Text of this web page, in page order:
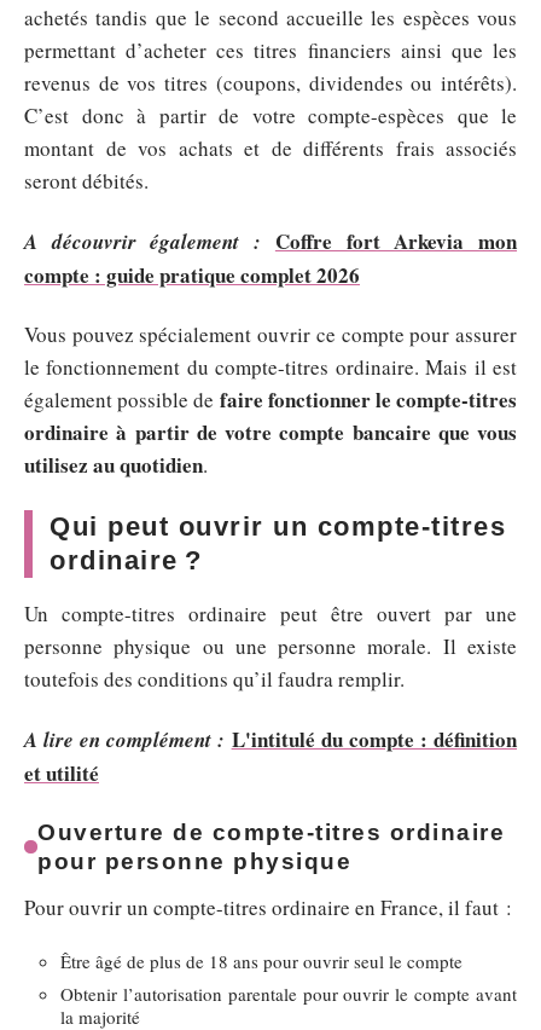
achetés tandis que le second accueille les espèces vous
permettant d’acheter ces titres financiers ainsi que les
revenus de vos titres (coupons, dividendes ou intérêts).
C’est donc à partir de votre compte-espèces que le
montant de vos achats et de différents frais associés
seront débités.
A découvrir également : Coffre fort Arkevia mon
compte : guide pratique complet 2026
Vous pouvez spécialement ouvrir ce compte pour assurer
le fonctionnement du compte-titres ordinaire. Mais il est
également possible de faire fonctionner le compte-titres
ordinaire à partir de votre compte bancaire que vous
utilisez au quotidien.
Qui peut ouvrir un compte-titres
ordinaire ?
Un compte-titres ordinaire peut être ouvert par une
personne physique ou une personne morale. Il existe
toutefois des conditions qu’il faudra remplir.
A lire en complément : L'intitulé du compte : définition
et utilité
Ouverture de compte-titres ordinaire
pour personne physique
Pour ouvrir un compte-titres ordinaire en France, il faut :
Être âgé de plus de 18 ans pour ouvrir seul le compte
Obtenir l’autorisation parentale pour ouvrir le compte avant
la majorité